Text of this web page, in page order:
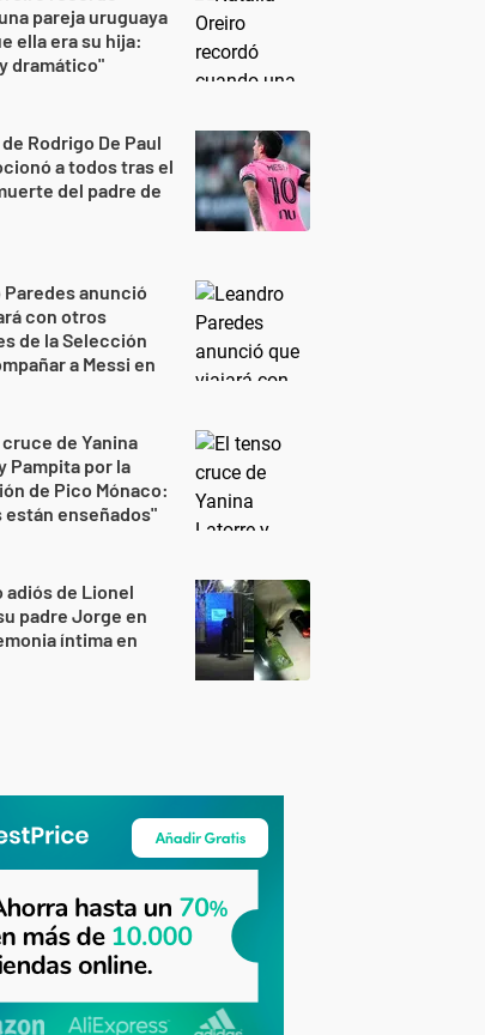
pareja uruguaya
ella era su hija:
dramático"
Rodrigo De Paul
a todos tras el
del padre de
Paredes anunció
con otros
de la Selección
a Messi en
de Yanina
Pampita por la
de Pico Mónaco:
están enseñados"
adiós de Lionel
padre Jorge en
íntima en